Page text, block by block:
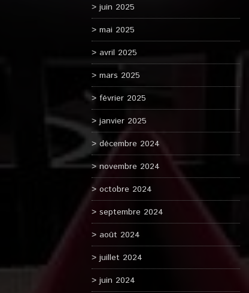
juin 2025
mai 2025
avril 2025
mars 2025
février 2025
janvier 2025
décembre 2024
novembre 2024
octobre 2024
septembre 2024
août 2024
juillet 2024
juin 2024